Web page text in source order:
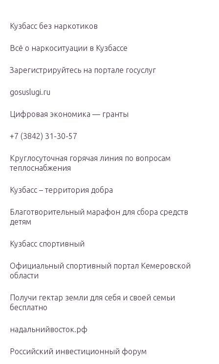
Кузбасс без наркотиков
Всё о наркоситуации в Кузбассе
Зарегистрируйтесь на портале госуслуг
gosuslugi.ru
Цифровая экономика — гранты
+7 (3842) 31-30-57
Круглосуточная горячая линия по вопросам
теплоснабжения
Кузбасс – территория добра
Благотворительный марафон для сбора средств
детям
Кузбасс спортивный
Официальный спортивный портал Кемеровской
области
Получи гектар земли для себя и своей семьи
бесплатно
надальнийвосток.рф
Российский инвестиционный форум